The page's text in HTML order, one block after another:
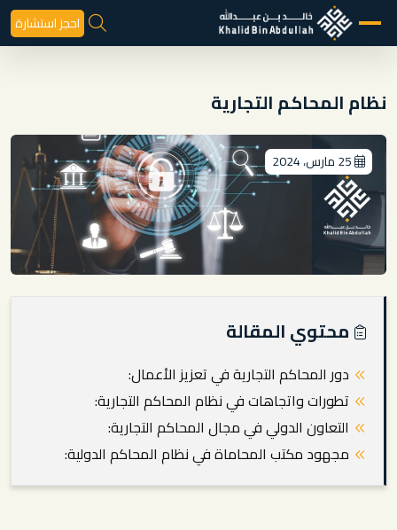
احجز استشارة
نظام المحاكم التجارية
محتوي المقالة
دور المحاكم التجارية في تعزيز الأعمال:
تطورات واتجاهات في نظام المحاكم التجارية:
التعاون الدولي في مجال المحاكم التجارية:
مجهود مكتب المحاماة في نظام المحاكم الدولية: